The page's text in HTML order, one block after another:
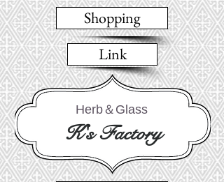
Shopping
Link
Herb＆Glass
K's Factory